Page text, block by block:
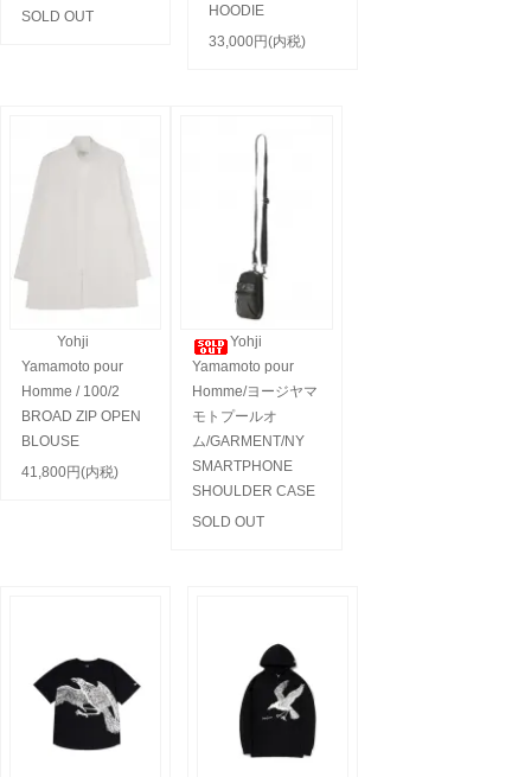
SOLD OUT
HOODIE
33,000円(内税)
Yohji
Yamamoto pour
Homme / 100/2
BROAD ZIP OPEN
BLOUSE
41,800円(内税)
Yohji
Yamamoto pour
Homme/ヨージヤマ
モトプールオ
ム/GARMENT/NY
SMARTPHONE
SHOULDER CASE
SOLD OUT